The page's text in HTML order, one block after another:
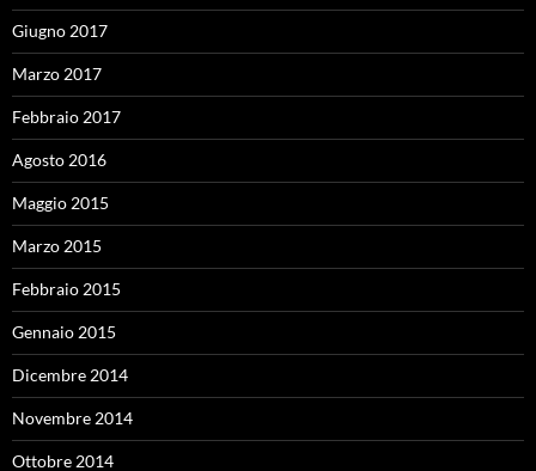
Giugno 2017
Marzo 2017
Febbraio 2017
Agosto 2016
Maggio 2015
Marzo 2015
Febbraio 2015
Gennaio 2015
Dicembre 2014
Novembre 2014
Ottobre 2014